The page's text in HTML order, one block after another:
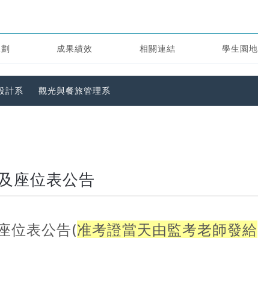
成果績效 相關連結 學生園地
計系 觀光與餐旅管理系
座位表公告
位表公告(准考證當天由監考老師發給